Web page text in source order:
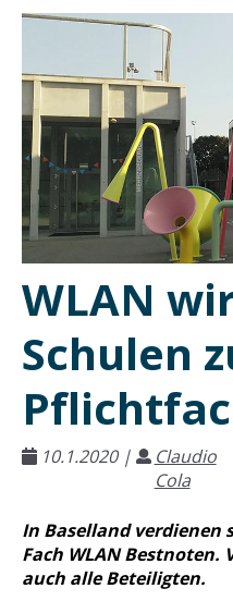
WLAN
Schulen
10.1.2020 |
Claudio
Cola
In Baselland verdienen
Fach WLAN Bestnoten.
auch alle Beteiligten.